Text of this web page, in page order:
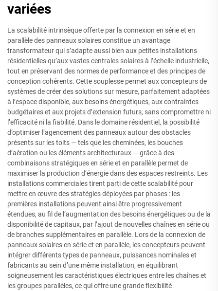
variées
La scalabilité intrinsèque offerte par la connexion en série et en
parallèle des panneaux solaires constitue un avantage
transformateur qui s’adapte aussi bien aux petites installations
résidentielles qu’aux vastes centrales solaires à l’échelle industrielle,
tout en préservant des normes de performance et des principes de
conception cohérents. Cette souplesse permet aux concepteurs de
systèmes de créer des solutions sur mesure, parfaitement adaptées
à l’espace disponible, aux besoins énergétiques, aux contraintes
budgétaires et aux projets d’extension futurs, sans compromettre ni
l’efficacité ni la fiabilité. Dans le domaine résidentiel, la possibilité
d’optimiser l’agencement des panneaux autour des obstacles
présents sur les toits — tels que les cheminées, les bouches
d’aération ou les éléments architecturaux — grâce à des
combinaisons stratégiques en série et en parallèle permet de
maximiser la production d’énergie dans des espaces restreints. Les
installations commerciales tirent parti de cette scalabilité pour
mettre en œuvre des stratégies déployées par phases : les
premières installations peuvent ainsi être progressivement
étendues, au fil de l’augmentation des besoins énergétiques ou de la
disponibilité de capitaux, par l’ajout de nouvelles chaînes en série ou
de branches supplémentaires en parallèle. Lors de la connexion de
panneaux solaires en série et en parallèle, les concepteurs peuvent
intégrer différents types de panneaux, puissances nominales et
fabricants au sein d’une même installation, en équilibrant
soigneusement les caractéristiques électriques entre les chaînes et
les groupes parallèles, ce qui offre une grande flexibilité